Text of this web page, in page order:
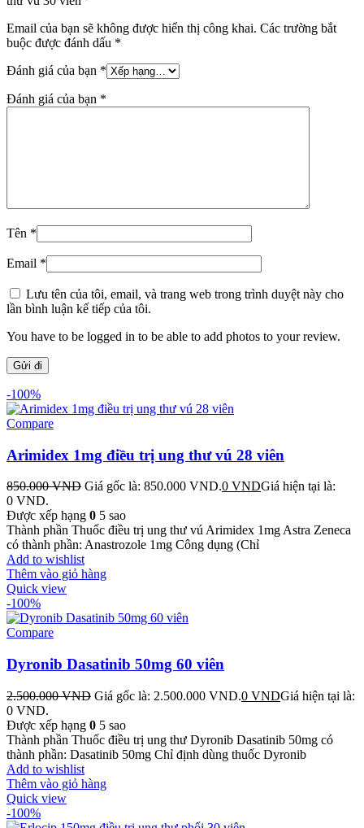
Email của bạn sẽ không được hiển thị công khai. Các trường bắt
buộc được đánh dấu *
Đánh giá của bạn *
Đánh giá của bạn *
Tên *
Email *
Lưu tên của tôi, email, và trang web trong trình duyệt này cho
lần bình luận kế tiếp của tôi.
You have to be logged in to be able to add photos to your review.
-100%
Compare
Arimidex 1mg điều trị ung thư vú 28 viên
850.000VND Giá gốc là: 850.000 VND.0 VNDGiá hiện tại là:
0 VND.
Được xếp hạng 0 5 sao
Thành phần Thuốc điều trị ung thư vú Arimidex 1mg Astra Zeneca
có thành phần: Anastrozole 1mg Công dụng (Chỉ
Add to wishlist
Thêm vào giỏ hàng
Quick view
-100%
Compare
Dyronib Dasatinib 50mg 60 viên
2.500.000VND Giá gốc là: 2.500.000 VND.0 VNDGiá hiện tại là:
0 VND.
Được xếp hạng 0 5 sao
Thành phần Thuốc điều trị ung thư Dyronib Dasatinib 50mg có
thành phần: Dasatinib 50mg Chỉ định dùng thuốc Dyronib
Add to wishlist
Thêm vào giỏ hàng
Quick view
-100%